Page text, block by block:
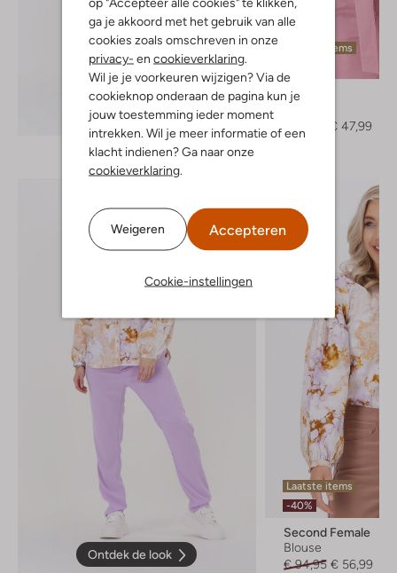
ga je akkoord met het gebruik van alle
cookies zoals omschreven in onze
privacy- en cookieverklaring
Wil je je voorkeuren wijzigen? Via de
cookieknop onderaan de pagina kun je
jouw toestemming ieder moment
intrekken. Wil je meer informatie of een
klacht indienen? Ga naar onze
cookieverklaring
Weigeren Accepteren
Cookie-instellingen
Ontdek de look
Laatste items
Ydence
€ 47,99
Ontdek de look
Laatste items
-40%
Second Female
Blouse
€ 94,95 € 56,99